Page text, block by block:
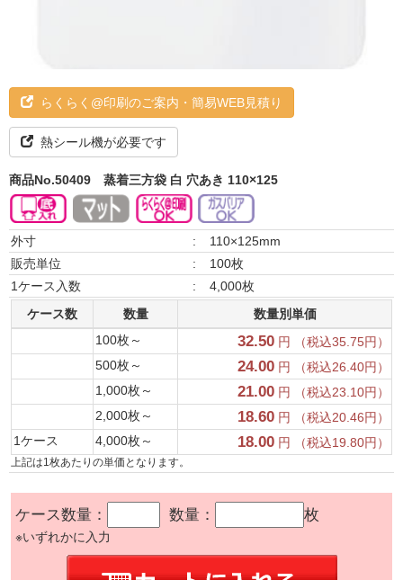
らくらく@印刷のご案内・簡易WEB見積り
熱シール機が必要です
商品No.50409 蒸着三方袋 白 穴あき 110×125
外寸 :
110×125mm
販売単位
:
100枚
1ケース入数
:
4,000枚
ケース数
数量
数量別単価
100枚～
32.50 円 （税込35.75円）
500枚～
24.00 円 （税込26.40円）
1,000枚～
21.00 円 （税込23.10円）
2,000枚～
18.60 円 （税込20.46円）
1ケース
4,000枚～ 18.00 円 （税込19.80円）
上記は1枚あたりの単価となります。
ケース数量： 数量： 枚
※いずれかに入力